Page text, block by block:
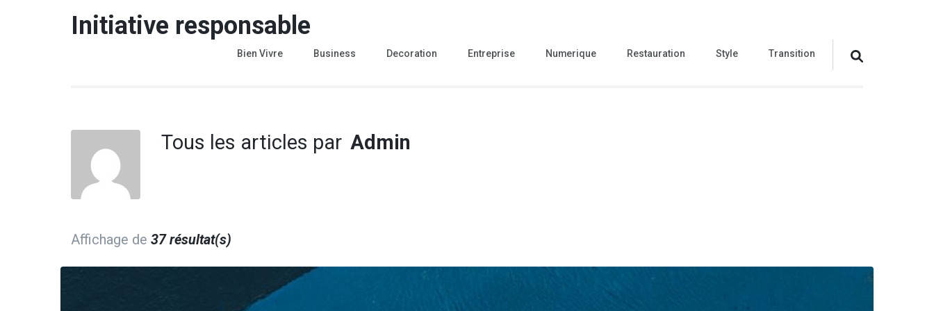
Initiative responsable
Bien Vivre Business Decoration Entreprise Numerique Restauration Style Transition
Tous les articles par Admin
Affichage de 37 résultat(s)